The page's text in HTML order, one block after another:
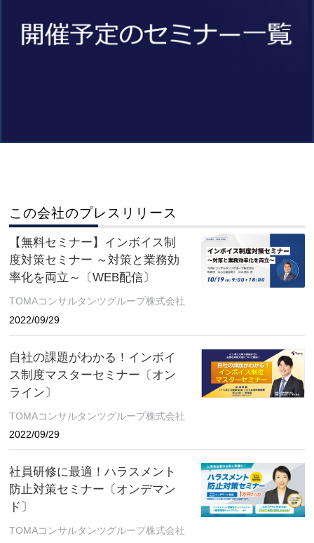
この会社のプレスリリース
【無料セミナー】インボイス制
度対策セミナー ～対策と業務効
率化を両立～〔WEB配信〕
TOMAコンサルタンツグループ株式会社
2022/09/29
自社の課題がわかる！インボイ
ス制度マスターセミナー〔オン
ライン〕
TOMAコンサルタンツグループ株式会社
2022/09/29
社員研修に最適！ハラスメント
防止対策セミナー〔オンデマン
ド〕
TOMAコンサルタンツグループ株式会社